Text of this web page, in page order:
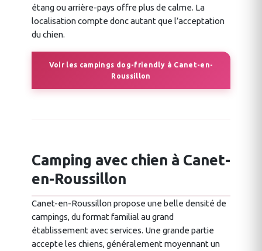
étang ou arrière-pays offre plus de calme. La
localisation compte donc autant que l’acceptation
du chien.
Voir les campings dog-friendly à Canet-en-
Roussillon
Camping avec chien à Canet-
en-Roussillon
Canet-en-Roussillon propose une belle densité de
campings, du format familial au grand
établissement avec services. Une grande partie
accepte les chiens, généralement moyennant un